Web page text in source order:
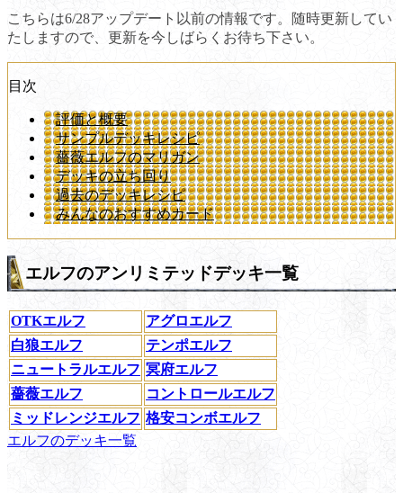
こちらは6/28アップデート以前の情報です。随時更新してい
たしますので、更新を今しばらくお待ち下さい。
目次
評価と概要
サンプルデッキレシピ
薔薇エルフのマリガン
デッキの立ち回り
過去のデッキレシピ
みんなのおすすめカード
エルフのアンリミテッドデッキ一覧
OTKエルフ
アグロエルフ
白狼エルフ
テンポエルフ
ニュートラルエルフ 冥府エルフ
薔薇エルフ
コントロールエルフ
ミッドレンジエルフ 格安コンボエルフ
エルフのデッキ一覧